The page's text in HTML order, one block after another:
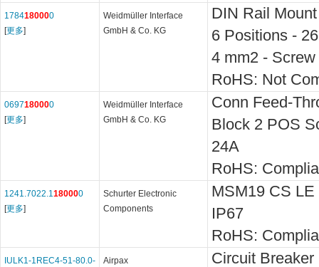
1784180000
[更多]
Weidmüller Interface
GmbH & Co. KG
DIN Rail
6 Positions -
4 mm2 - Screw
RoHS: Not
0697180000
[更多]
Weidmüller Interface
GmbH & Co. KG
Conn Feed-
Block 2 POS
24A
RoHS:
1241.7022.1180000
[更多]
Schurter Electronic
Components
MSM19 CS
IP67
RoHS:
IULK1-1REC4-51-80.0-
Airpax
Circuit Breaker